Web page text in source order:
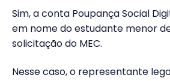
Sim, a conta Poupança Social
em nome do estudante menor
solicitação do MEC.
Nesse caso, o representante